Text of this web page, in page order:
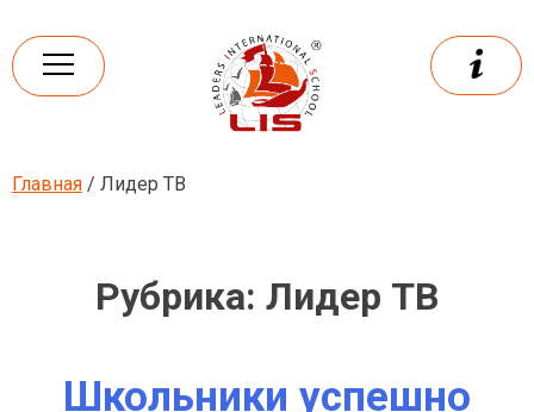
content
Leaders
International school
Главная / Лидер ТВ
Рубрика: Лидер ТВ
Школьники успешно